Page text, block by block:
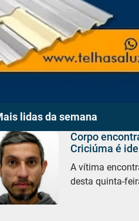
lidas da semana
Corpo
Criciúma é
A vítima
desta quinta-